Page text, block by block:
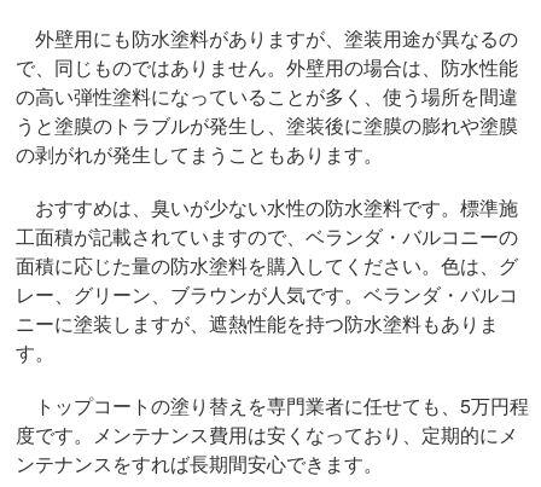
外壁用にも防水塗料がありますが、塗装用途が異なるの
で、同じものではありません。外壁用の場合は、防水性能
の高い弾性塗料になっていることが多く、使う場所を間違
うと塗膜のトラブルが発生し、塗装後に塗膜の膨れや塗膜
の剥がれが発生してまうこともあります。
おすすめは、臭いが少ない水性の防水塗料です。標準施
工面積が記載されていますので、ベランダ・バルコニーの
面積に応じた量の防水塗料を購入してください。色は、グ
レー、グリーン、ブラウンが人気です。ベランダ・バルコ
ニーに塗装しますが、遮熱性能を持つ防水塗料もありま
す。
トップコートの塗り替えを専門業者に任せても、5万円程
度です。メンテナンス費用は安くなっており、定期的にメ
ンテナンスをすれば長期間安心できます。